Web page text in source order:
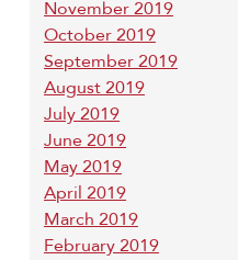
November 2019
October 2019
September 2019
August 2019
July 2019
June 2019
May 2019
April 2019
March 2019
February 2019